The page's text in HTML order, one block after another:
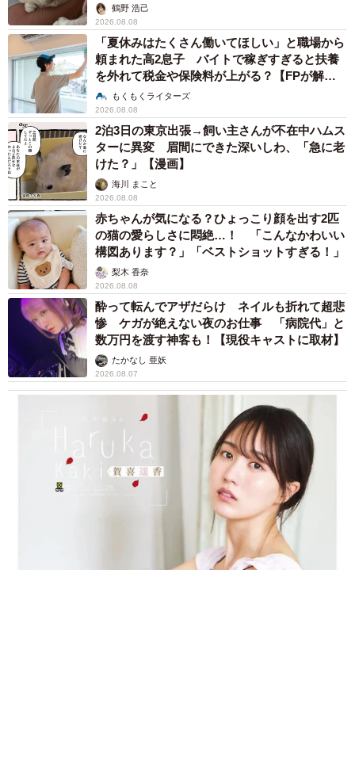
が…実際住んでみて分かった後悔ポイント
中瀬 えみ
2026.08.07
難聴のお姉ちゃんに5歳の妹が手話通訳 互い
に支え合う家族の日常に反響「妹ちゃん、頼も
しい」「かわいい通訳さん」
五ヶ瀬 あお
2026.08.07
ラストライブ控えるT-BOLAN森友嵐士 にし
たん社長がTikTok内で独占インタビュー
まいどなニュース
2026.08.07
「男の子のママっぽいよね」ってどういう意
味？ 女系家族で育った母 いつもスカートと
ワンピースしか着ないし、ヒールも好き どの
へんが…
山岡 もと子
2026.08.07
猫用の爪研ぎおもちゃを買ったら…「これで合
ってますか？」予想外の使い方が大反響
「100点満点」「かわいいからよし！」
梨木 香奈
2歳半の長男と生後2カ月の次男の母 母子手帳
2冊をイラストでいっぱいに 見る人を楽しま
せる家族ストーリーに「かわいすぎる！」
山岡 もと子
2026.08.07
猫2匹が段ボール箱の取り合いで「ポコスカ猫
パンチ」の応酬 その後の心温まる結末に「愛
～！」「おばちゃん泣きそうや…」